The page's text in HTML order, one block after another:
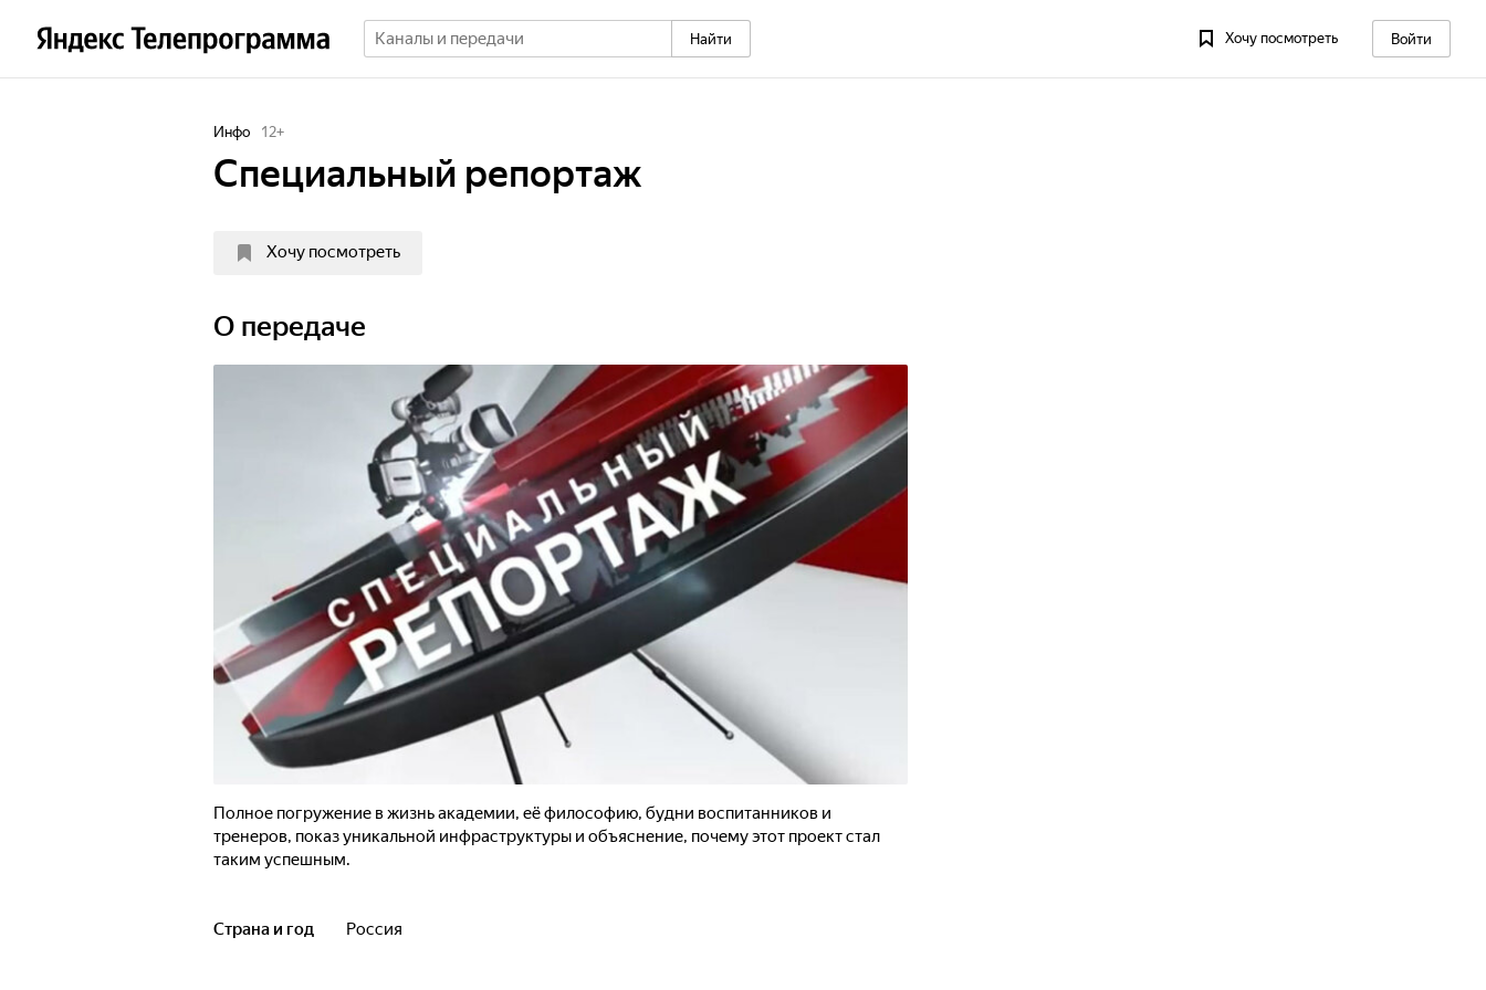
Найти Хочу посмотреть Войти
Инфо 12+
Специальный репортаж
Хочу посмотреть
О передаче
Полное погружение в жизнь академии, её философию, будни воспитанников и
тренеров, показ уникальной инфраструктуры и объяснение, почему этот проект стал
таким успешным.
Страна и год Россия